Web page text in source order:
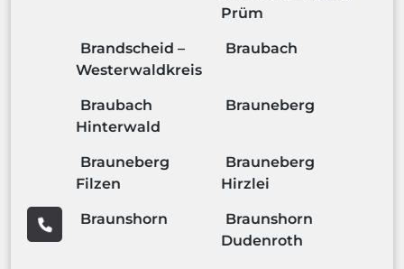
Prüm
Brandscheid –
Westerwaldkreis
Braubach
Braubach
Hinterwald
Brauneberg
Brauneberg
Filzen
Brauneberg
Hirzlei
Braunshorn
Braunshorn
Dudenroth